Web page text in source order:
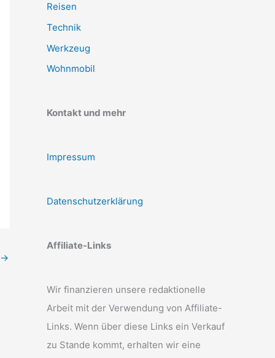
→
Reisen
Technik
Werkzeug
Wohnmobil
Kontakt und mehr
Impressum
Datenschutzerklärung
Affiliate-Links
Wir finanzieren unsere redaktionelle
Arbeit mit der Verwendung von Affiliate-
Links. Wenn über diese Links ein Verkauf
zu Stande kommt, erhalten wir eine